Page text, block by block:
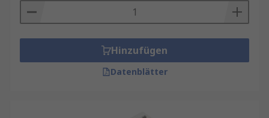
Hinzufügen
Datenblätter